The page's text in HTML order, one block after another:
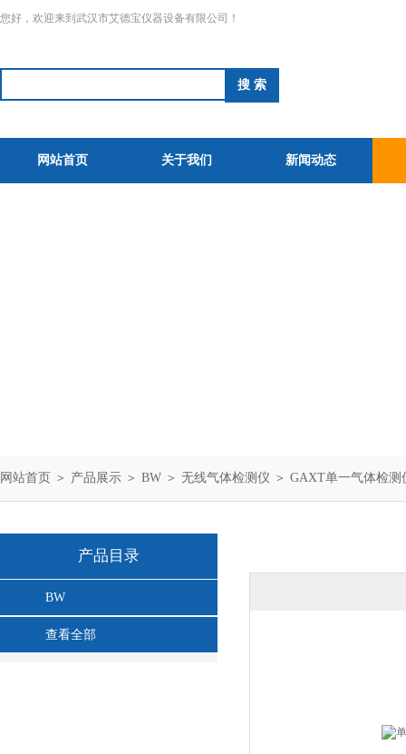
您好，欢迎来到武汉市艾德宝仪器设备有限公司！
网站首页 关于我们 新闻动态
网站首页 ＞ 产品展示 ＞ BW ＞ 无线气体检测仪 ＞ GAXT单一气体检测
产品目录
BW
查看全部